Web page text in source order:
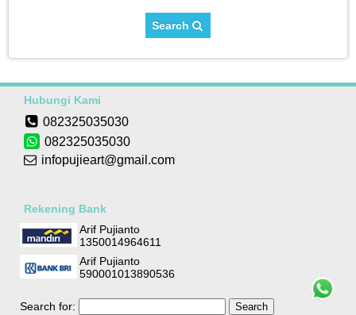
Search
Hubungi Kami
082325035030
082325035030
infopujieart@gmail.com
Rekening Bank
Arif Pujianto
1350014964611
Arif Pujianto
590001013890536
Search for: